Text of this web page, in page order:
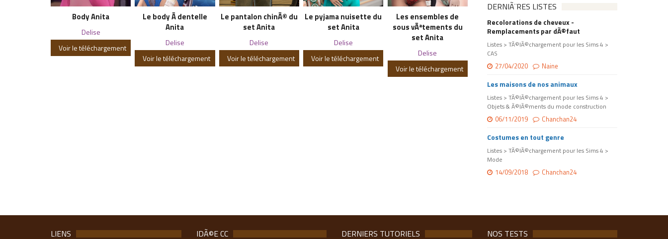
Body Anita
Delise
Voir le téléchargement
Le body Ã dentelle
Anita
Delise
Voir le téléchargement
Le pantalon chinÃ© du
set Anita
Delise
Voir le téléchargement
Le pyjama nuisette du
set Anita
Delise
Voir le téléchargement
Les ensembles de
sous vÃªtements du
set Anita
Delise
Voir le téléchargement
DERNIÃ¨RES LISTES
Recolorations de cheveux -
Remplacements par dÃ©faut
Listes > TÃ©lÃ©chargement pour les Sims 4 >
CAS
27/04/2020 Naine
Les maisons de nos animaux
Listes > TÃ©lÃ©chargement pour les Sims 4 >
Objets & Ã©lÃ©ments du mode construction
06/11/2019 Chanchan24
Costumes en tout genre
Listes > TÃ©lÃ©chargement pour les Sims 4 >
Mode
14/09/2018 Chanchan24
LIENS IDÃ©E CC DERNIERS TUTORIELS NOS TESTS